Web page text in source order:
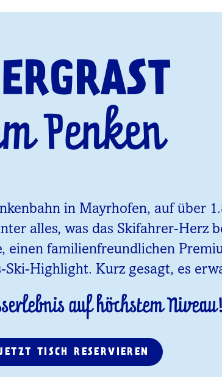
Penken
in Mayrhofen, auf über
alles, was das Skifahrer-Herz
einen familienfreundlichen
Ski-Highlight. Kurz gesagt, es
auf höchstem Niveau!
TISCH RESERVIEREN